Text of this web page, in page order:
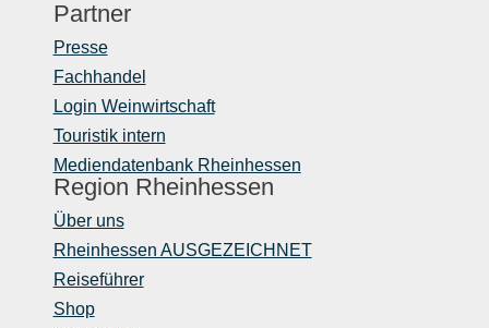
Partner
Presse
Fachhandel
Login Weinwirtschaft
Touristik intern
Mediendatenbank Rheinhessen
Region Rheinhessen
Über uns
Rheinhessen AUSGEZEICHNET
Reiseführer
Shop